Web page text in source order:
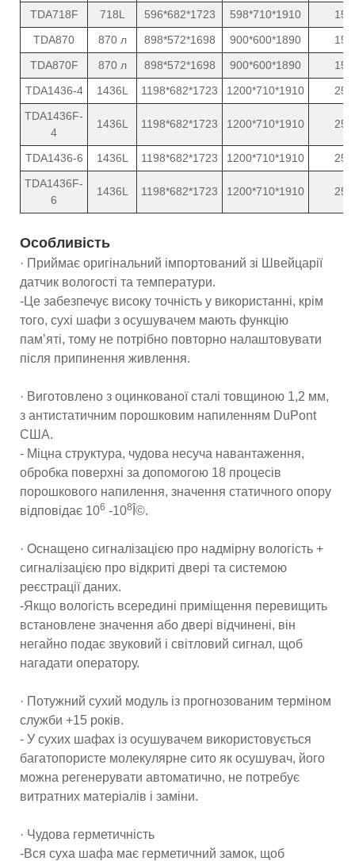
TDA718F 718L 596*682*1723 598*710*1910
15
TDA870
870 л 898*572*1698 900*600*1890
15
TDA870F
870 л 898*572*1698 900*600*1890
15
TDA1436-4
1436L 1198*682*1723 1200*710*1910
25
TDA1436F-
4
1436L 1198*682*1723 1200*710*1910 25
TDA1436-6 1436L 1198*682*1723 1200*710*1910
25
TDA1436F-
6
1436L 1198*682*1723 1200*710*1910 25
Особливість
· Приймає оригінальний імпортований зі Швейцарії
датчик вологості та температури.
-Це забезпечує високу точність у використанні, крім
того, сухі шафи з осушувачем мають функцію
пам’яті, тому не потрібно повторно налаштовувати
після припинення живлення.
· Виготовлено з оцинкованої сталі товщиною 1,2 мм,
з антистатичним порошковим напиленням DuPont
США.
- Міцна структура, чудова несуча навантаження,
обробка поверхні за допомогою 18 процесів
порошкового напилення, значення статичного опору
відповідає 106 -108 Î©.
· Оснащено сигналізацією про надмірну вологість +
сигналізацією про відкриті двері та системою
реєстрації даних.
-Якщо вологість всередині приміщення перевищить
встановлене значення або двері відчинені, він
негайно подає звуковий і світловий сигнал, щоб
нагадати оператору.
· Потужний сухий модуль із прогнозованим терміном
служби +15 років.
- У сухих шафах із осушувачем використовується
багатопористе молекулярне сито як осушувач, його
можна регенерувати автоматично, не потребує
витратних матеріалів і заміни.
· Чудова герметичність
-Вся суха шафа має герметичний замок, щоб